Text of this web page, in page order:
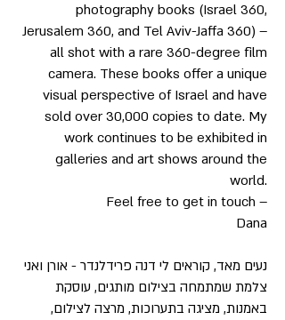
photography books (Israel 360,
Jerusalem 360, and Tel Aviv-Jaffa 360) –
all shot with a rare 360-degree film
camera. These books offer a unique
visual perspective of Israel and have
sold over 30,000 copies to date. My
work continues to be exhibited in
galleries and art shows around the
world.
Feel free to get in touch –
Dana
נעים מאד, קוראים לי דנה פרידלנדר - אורן ואני
צלמת שמתמחה בצילום מותגים, עוסקת
באמנות, מציגה בתערוכות, מרצה לצילום,